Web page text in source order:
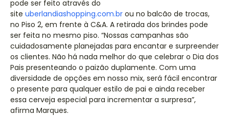
pode ser feito através do
site uberlandiashopping.com.br ou no balcão de trocas,
no Piso 2, em frente à C&A. A retirada dos brindes pode
ser feita no mesmo piso. “Nossas campanhas são
cuidadosamente planejadas para encantar e surpreender
os clientes. Não há nada melhor do que celebrar o Dia dos
Pais presenteando o paizão duplamente. Com uma
diversidade de opções em nosso mix, será fácil encontrar
o presente para qualquer estilo de pai e ainda receber
essa cerveja especial para incrementar a surpresa”,
afirma Marques.